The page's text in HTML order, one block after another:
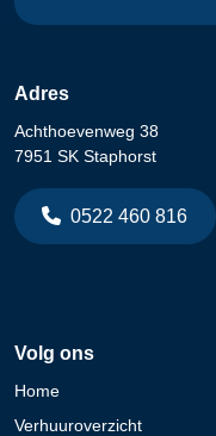
Adres
Achthoevenweg 38
7951 SK Staphorst
0522 460 816
Volg ons
Home
Verhuuroverzicht